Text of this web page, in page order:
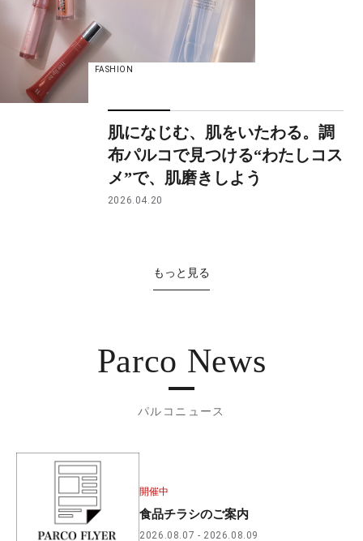
FASHION
肌になじむ、肌をいたわる。調
布パルコで見つける“わたしコス
メ”で、肌磨きしよう
2026.04.20
もっと見る
Parco News
パルコニュース
開催中
食品チラシのご案内
2026.08.07 2026.08.09